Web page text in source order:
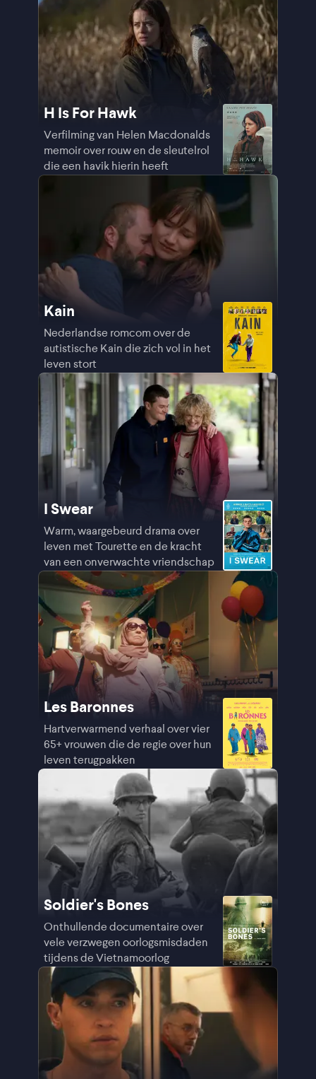
H Is For Hawk
Verfilming van Helen Macdonalds
memoir over rouw en de sleutelrol
die een havik hierin heeft
Kain
Nederlandse romcom over de
autistische Kain die zich vol in het
leven stort
I Swear
Warm, waargebeurd drama over
leven met Tourette en de kracht
van een onverwachte vriendschap
Les Baronnes
Hartverwarmend verhaal over vier
65+ vrouwen die de regie over hun
leven terugpakken
Soldier's Bones
Onthullende documentaire over
vele verzwegen oorlogsmisdaden
tijdens de Vietnamoorlog